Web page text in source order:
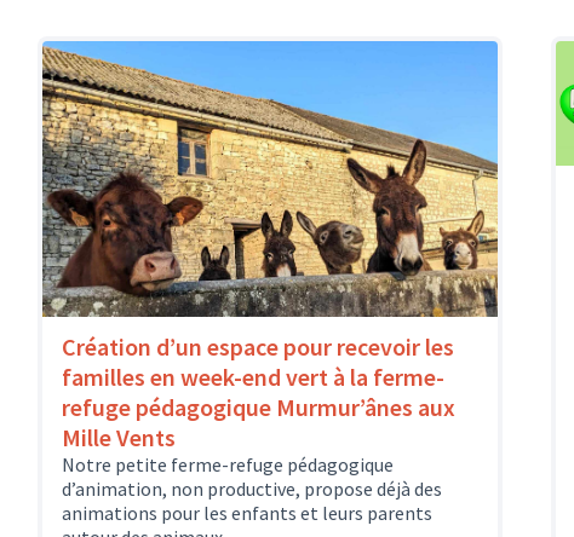
Création d’un espace pour recevoir les
familles en week-end vert à la ferme-
refuge pédagogique Murmur’ânes aux
Mille Vents
Notre petite ferme-refuge pédagogique
d’animation, non productive, propose déjà des
animations pour les enfants et leurs parents